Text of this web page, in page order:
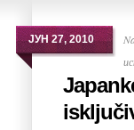
ЈУН 27, 2010